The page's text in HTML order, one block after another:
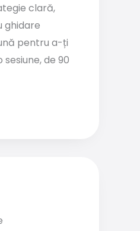
clară,
ghidare
pentru a-ți
de 90